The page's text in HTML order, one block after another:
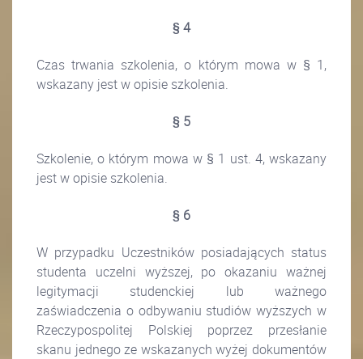
§ 4
Czas trwania szkolenia, o którym mowa w § 1,
wskazany jest w opisie szkolenia.
§ 5
Szkolenie, o którym mowa w § 1 ust. 4, wskazany
jest w opisie szkolenia.
§ 6
W przypadku Uczestników posiadających status
studenta uczelni wyższej, po okazaniu ważnej
legitymacji studenckiej lub ważnego
zaświadczenia o odbywaniu studiów wyższych w
Rzeczypospolitej Polskiej poprzez przesłanie
skanu jednego ze wskazanych wyżej dokumentów